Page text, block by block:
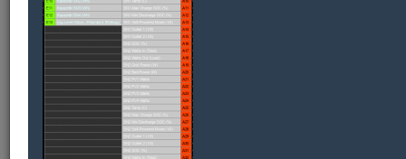
Kategorie
19002770 Lastmanagement